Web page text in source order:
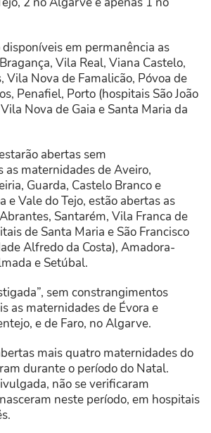
em permanência as
Vila Real, Viana Castelo,
Vila Nova de Famalicão, Póvoa de
Penafiel, Porto (hospitais São João
Nova de Gaia e Santa Maria da
abertas sem
as maternidades de Aveiro,
Guarda, Castelo Branco e
e Vale do Tejo, estão abertas as
Santarém, Vila Franca de
de Santa Maria e São Francisco
Alfredo da Costa), Amadora-
e Setúbal.
sem constrangimentos
as maternidades de Évora e
e de Faro, no Algarve.
mais quatro maternidades do
durante o período do Natal.
não se verificaram
neste período, em hospitais